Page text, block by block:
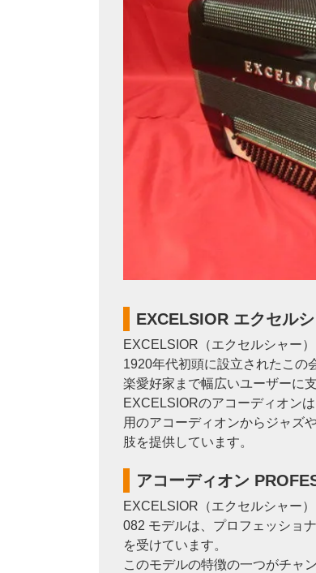
EXCELSIOR エクセル
EXCELSIOR（エクセルシャー
1920年代初頭に設立されたこの
楽愛好家まで幅広いユーザーに
EXCELSIORのアコーディオン
用のアコーディオンからジャズ
肢を提供しています。
アコーディオン
EXCELSIOR（エクセルシャー
082 モデルは、プロフェッショ
を受けています。
このモデルの特徴の一つがチャ